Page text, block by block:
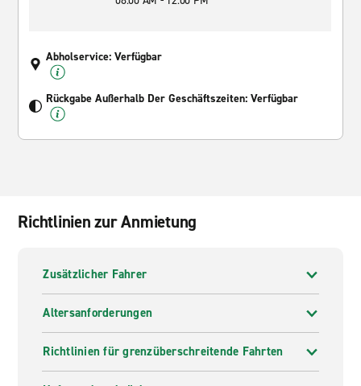
Abholservice: Verfügbar
Rückgabe Außerhalb Der Geschäftszeiten: Verfügbar
Richtlinien zur Anmietung
Zusätzlicher Fahrer
Altersanforderungen
Richtlinien für grenzüberschreitende Fahrten